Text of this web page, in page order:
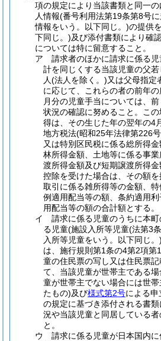
項の規定により当該書類と同一
人情報(番号利用法第19条第8号
情報をいう。以下同じ。)の提供
下同じ。)及び添付書類により確
については特に留意すること。
ア
請求者のほかに請求に係る
計を同じくする当該児童の父
人(法人を除く。)又は父母指定
に応じて、これらの者の前年
月分の児童手当については、
状況の確認に努めること。
こ
得は、その生じた年の翌年の4
地方税法(昭和25年法律第226
又は特別区民税に係る総所得
林所得金額、土地等に係る事
渡所得金額及び短期譲渡所得金
控除を受けた場合は、その額
取引に係る雑所得等の金額、
例適用配当等の額、条約適用
用配当等の額の合計額とする。
イ
請求に係る児童のうちに本
る児童(施設入所等児童(法第3
入所等児童をいう。以下同じ。)
は、施行規則第1条の4第2項第
童の住民票の写し又は住民票
て、当該児童が世帯主である
童が世帯主でない場合には世
たもの)及び様式第2号による
の規定に基づき添付される書
況や当該児童と同居している
と。
ウ
請求に係る児童が日本国内